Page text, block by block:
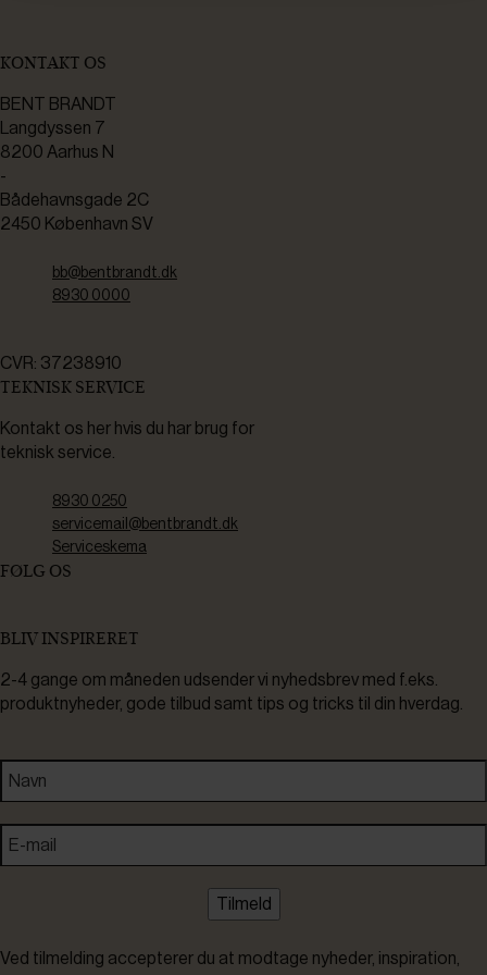
KONTAKT OS
BENT BRANDT
Langdyssen 7
8200 Aarhus N
-
Bådehavnsgade 2C
2450 København SV
bb@bentbrandt.dk
8930 0000
CVR: 37238910
TEKNISK SERVICE
Kontakt os her hvis du har brug for
teknisk service.
8930 0250
servicemail@bentbrandt.dk
Serviceskema
FØLG OS
BLIV INSPIRERET
2-4 gange om måneden udsender vi nyhedsbrev med f.eks.
produktnyheder, gode tilbud samt tips og tricks til din hverdag.
Tilmeld
Ved tilmelding accepterer du at modtage nyheder, inspiration,